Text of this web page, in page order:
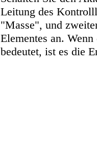
Leitung des
"Masse", und
Elementes an.
bedeutet, ist es die